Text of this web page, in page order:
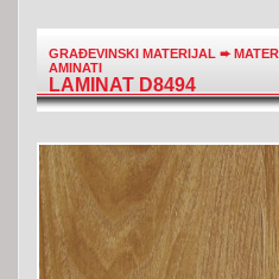
GRAĐEVINSKI MATERIJAL ➨
AMINATI
LAMINAT D8494